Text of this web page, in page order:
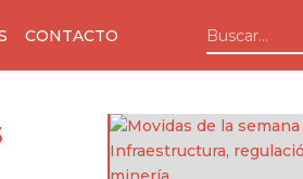
CONTACTO